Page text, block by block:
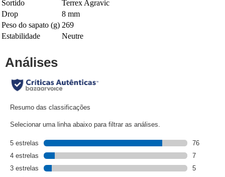
Sortido
Terrex Agravic
Drop
8 mm
Peso do sapato (g) 269
Estabilidade
Neutre